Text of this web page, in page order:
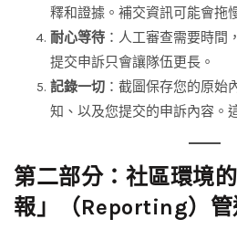
釋和證據。補交資訊可能會拖
耐心等待 ：人工審查需要時間
提交申訴只會讓隊伍更長。
記錄一切 ：截圖保存您的原始
知、以及您提交的申訴內容。
第二部分：社區環境
報」（Reporting）管